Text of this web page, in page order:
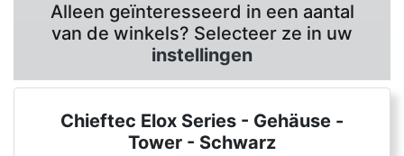
Alleen geïnteresseerd in een aantal
van de winkels? Selecteer ze in uw
instellingen
Chieftec Elox Series - Gehäuse -
Tower - Schwarz